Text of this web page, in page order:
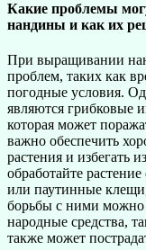
Какие проблемы
нандины и как их
При выращивании
проблем, таких как
погодные условия.
являются грибковые
которая может
важно обеспечить
растения и избегать
обработайте
или паутинные
борьбы с ними можно
народные средства,
также может